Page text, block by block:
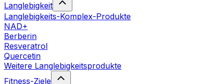
Langlebigkeit
Langlebigkeits-Komplex-Produkte
NAD+
Berberin
Resveratrol
Quercetin
Weitere Langlebigkeitsprodukte
Fitness-Ziele